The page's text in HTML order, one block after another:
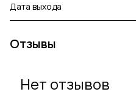
Дата выхода
Отзывы
Нет отзывов